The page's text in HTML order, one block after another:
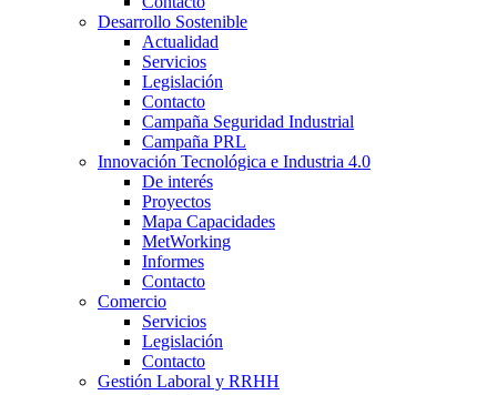
Desarrollo Sostenible
Actualidad
Servicios
Legislación
Contacto
Campaña Seguridad Industrial
Campaña PRL
Innovación Tecnológica e Industria 4.0
De interés
Proyectos
Mapa Capacidades
MetWorking
Informes
Contacto
Comercio
Servicios
Legislación
Contacto
Gestión Laboral y RRHH